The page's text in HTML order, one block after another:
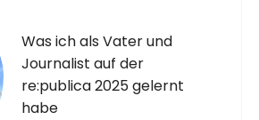
Was ich als Vater und
Journalist auf der
re:publica 2025 gelernt
habe